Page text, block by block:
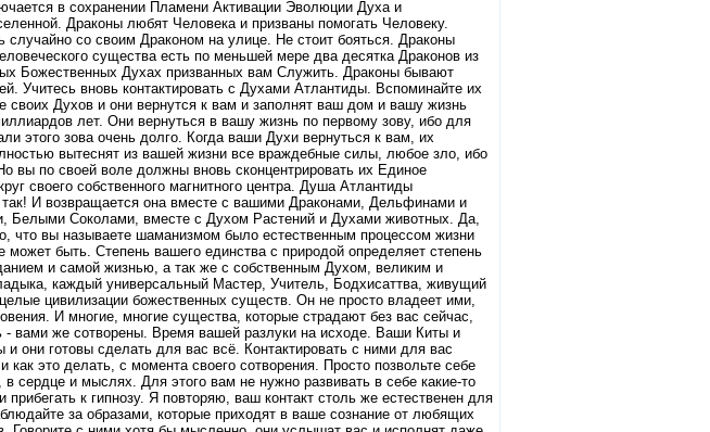
в сохранении Пламени Активации Эволюции Духа и
Драконы любят Человека и призваны помогать Человеку.
случайно со своим Драконом на улице. Не стоит бояться. Драконы
существа есть по меньшей мере два десятка Драконов из
Божественных Духах призванных вам Служить. Драконы бывают
Учитесь вновь контактировать с Духами Атлантиды. Вспоминайте их
своих Духов и они вернутся к вам и заполнят ваш дом и вашу жизнь
лет. Они вернуться в вашу жизнь по первому зову, ибо для
этого зова очень долго. Когда ваши Духи вернуться к вам, их
вытеснят из вашей жизни все враждебные силы, любое зло, ибо
вы по своей воле должны вновь сконцентрировать их Единое
своего собственного магнитного центра. Душа Атлантиды
так! И возвращается она вместе с вашими Драконами, Дельфинами и
Белыми Соколами, вместе с Духом Растений и Духами животных. Да,
что вы называете шаманизмом было естественным процессом жизни
может быть. Степень вашего единства с природой определяет степень
и самой жизнью, а так же с собственным Духом, великим и
каждый универсальный Мастер, Учитель, Бодхисаттва, живущий
цивилизации божественных существ. Он не просто владеет ими,
И многие, многие существа, которые страдают без вас сейчас,
- вами же сотворены. Время вашей разлуки на исходе. Ваши Киты и
они готовы сделать для вас всё. Контактировать с ними для вас
как это делать, с момента своего сотворения. Просто позвольте себе
сердце и мыслях. Для этого вам не нужно развивать в себе какие-то
к гипнозу. Я повторяю, ваш контакт столь же естественен для
за образами, которые приходят в ваше сознание от любящих